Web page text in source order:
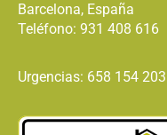
Barcelona, España
Teléfono: 931 408 616
Urgencias: 658 154 203